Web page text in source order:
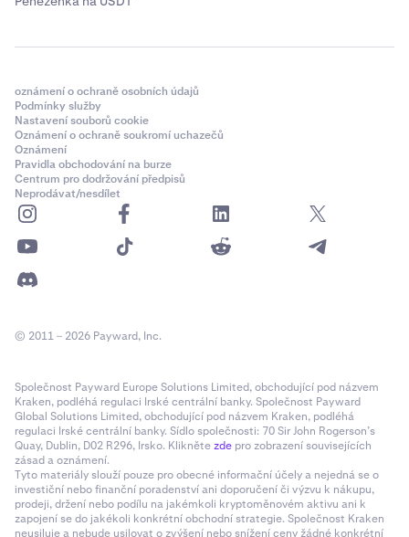
oznámení o ochraně osobních údajů
Podmínky služby
Nastavení souborů cookie
Oznámení o ochraně soukromí uchazečů
Oznámení
Pravidla obchodování na burze
Centrum pro dodržování předpisů
Neprodávat/nesdílet
© 2011 – 2026 Payward, Inc.
Společnost Payward Europe Solutions Limited, obchodující pod názvem
Kraken, podléhá regulaci Irské centrální banky. Společnost Payward
Global Solutions Limited, obchodující pod názvem Kraken, podléhá
regulaci Irské centrální banky. Sídlo společnosti: 70 Sir John Rogerson’s
Quay, Dublin, D02 R296, Irsko. Kliknětezde pro zobrazení souvisejících
zásad a oznámení.
Tyto materiály slouží pouze pro obecné informační účely a nejedná se o
investiční nebo finanční poradenství ani doporučení či výzvu k nákupu,
prodeji, držení nebo podílu na jakémkoli kryptoměnovém aktivu ani k
zapojení se do jakékoli konkrétní obchodní strategie. Společnost Kraken
neusiluje a nebude usilovat o zvýšení nebo snížení ceny žádné konkrétní